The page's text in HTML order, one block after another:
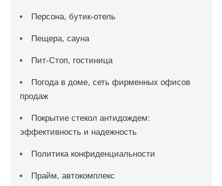
Персона, бутик-отель
Пещера, сауна
Пит-Стоп, гостиница
Погода в доме, сеть фирменных офисов
продаж
Покрытие стекол антидождем:
эффективность и надежность
Политика конфиденциальности
Прайм, автокомплекс